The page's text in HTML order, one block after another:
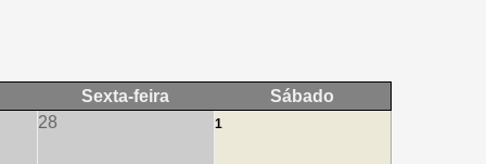
Sexta-feira Sábado
28 1